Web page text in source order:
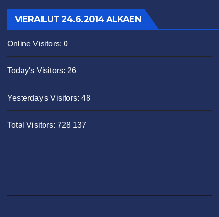
VIERAILUT 24.6.2014 ALKAEN
Online Visitors:0
Today's Visitors: 26
Yesterday's Visitors:48
Total Visitors:728 137